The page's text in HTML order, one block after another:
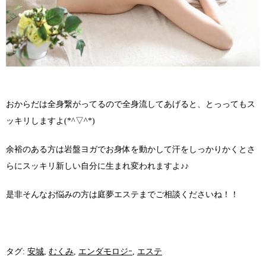
おからだは全身繋がってるので全身流してあげると、とっってもス
ッキリしますよ(*^▽^*)
余裕のある方は岩盤ヨガでお身体を動かして汗をしっかりかくとさ
らにスッキリ新しい自分に生まれ変われますよ♪♪
是非そんなお悩みの方は庭夢エステまでご相談くださいね！！
タグ: 安城, むくみ, エンダモロジｰ, エステ